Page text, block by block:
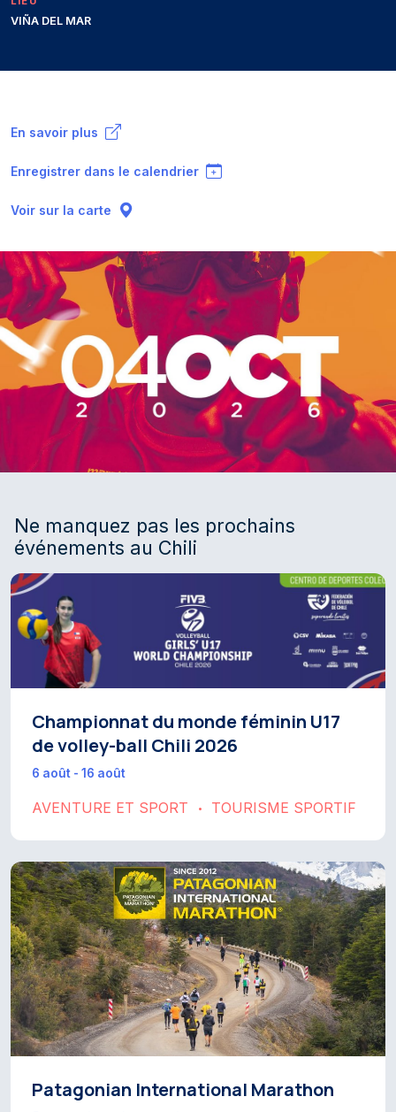
VIÑA DEL MAR
En savoir plus
Enregistrer dans le calendrier
Voir sur la carte
Ne manquez pas les prochains
événements au Chili
Championnat du monde féminin U17
de volley-ball Chili 2026
6 août - 16 août
AVENTURE ET SPORT • TOURISME SPORTIF
Patagonian International Marathon